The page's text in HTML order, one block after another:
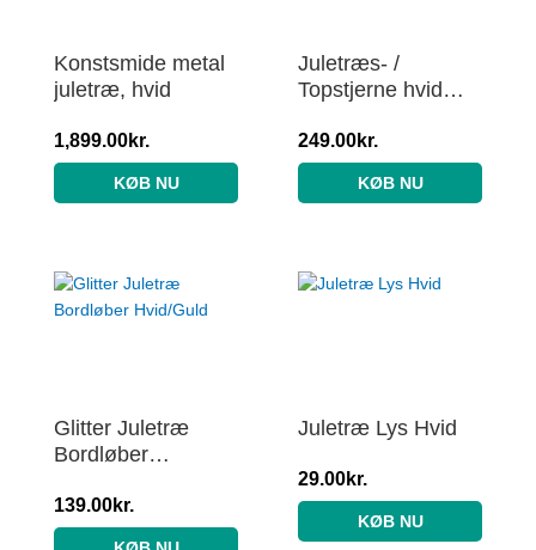
Konstsmide metal
juletræ, hvid
1,899.00kr.
KØB NU
Juletræs- /
Topstjerne hvid
Laursen Ø: 26
249.00kr.
KØB NU
Glitter Juletræ
Bordløber
139.00kr.
Juletræ Lys Hvid
29.00kr.
KØB NU